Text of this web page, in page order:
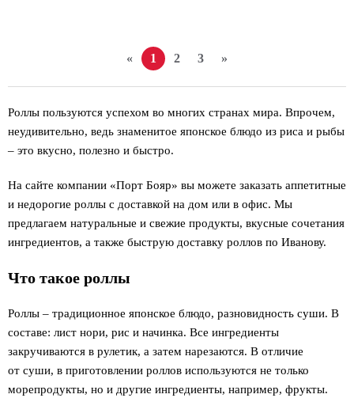
« 1 2 3 »
Роллы пользуются успехом во многих странах мира. Впрочем,
неудивительно, ведь знаменитое японское блюдо из риса и рыбы
– это вкусно, полезно и быстро.
На сайте компании «Порт Бояр» вы можете заказать аппетитные
и недорогие роллы с доставкой на дом или в офис. Мы
предлагаем натуральные и свежие продукты, вкусные сочетания
ингредиентов, а также быструю доставку роллов по Иванову.
Что такое роллы
Роллы – традиционное японское блюдо, разновидность суши. В
составе: лист нори, рис и начинка. Все ингредиенты
закручиваются в рулетик, а затем нарезаются. В отличие
от суши, в приготовлении роллов используются не только
морепродукты, но и другие ингредиенты, например, фрукты.